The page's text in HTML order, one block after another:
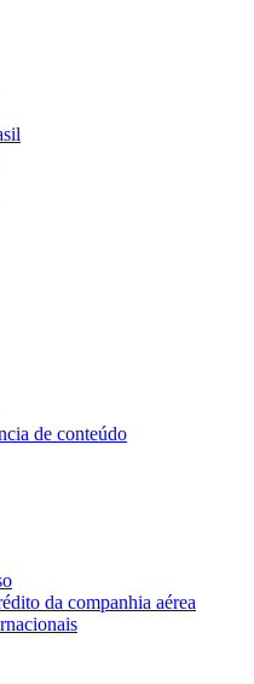
de conteúdo
da companhia aérea